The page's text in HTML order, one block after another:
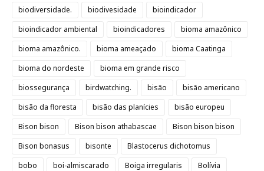
biodiversidade.
biodivesidade
bioindicador
bioindicador ambiental
bioindicadores
bioma amazônico
bioma amazônico.
bioma ameaçado
bioma Caatinga
bioma do nordeste
bioma em grande risco
biossegurança
birdwatching. bisão
bisão americano
bisão da floresta
bisão das planícies
bisão europeu
Bison bison
Bison bison athabascae
Bison bison bison
Bison bonasus
bisonte
Blastocerus dichotomus
bobo
boi-almiscarado Boiga irregularis
Bolívia